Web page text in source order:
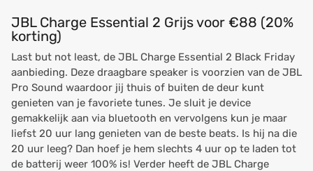
JBL Charge Essential 2 Grijs voor €88 (20%
korting)
Last but not least, de JBL Charge Essential 2 Black Friday
aanbieding. Deze draagbare speaker is voorzien van de JBL
Pro Sound waardoor jij thuis of buiten de deur kunt
genieten van je favoriete tunes. Je sluit je device
gemakkelijk aan via bluetooth en vervolgens kun je maar
liefst 20 uur lang genieten van de beste beats. Is hij na die
20 uur leeg? Dan hoef je hem slechts 4 uur op te laden tot
de batterij weer 100% is! Verder heeft de JBL Charge